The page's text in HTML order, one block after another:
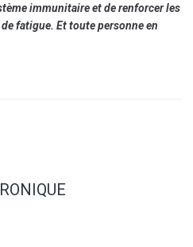
immunitaire et de renforcer les
fatigue. Et toute personne en